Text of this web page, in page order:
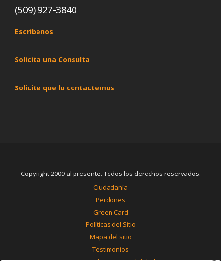
(509) 927-3840
Escribenos
Solicita una Consulta
Solicite que lo contactemos
Copyright 2009 al presente. Todos los derechos reservados.
Ciudadanía
Perdones
Green Card
Políticas del Sitio
Mapa del sitio
Testimonios